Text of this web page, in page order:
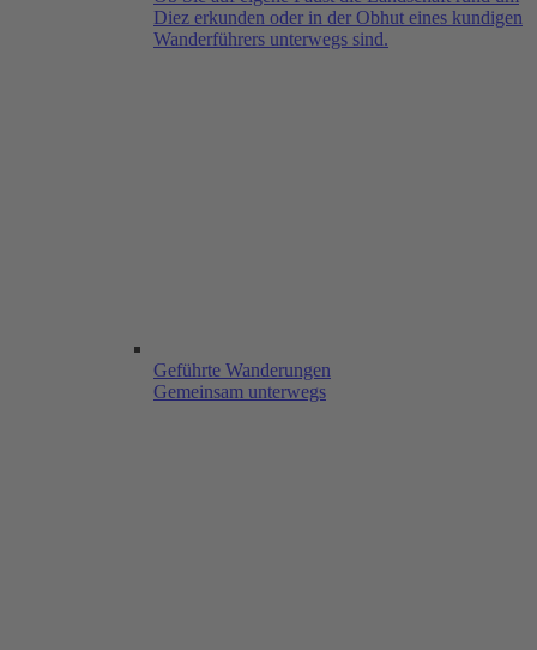
Diez erkunden oder in der Obhut eines kundigen
Wanderführers unterwegs sind.
Geführte Wanderungen
Gemeinsam unterwegs